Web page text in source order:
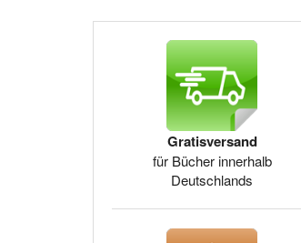
Gratisversand
für Bücher innerhalb
Deutschlands